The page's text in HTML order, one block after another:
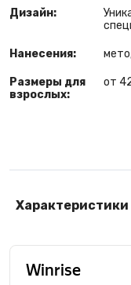
Дизайн:
Нанесения:
Размеры для
взрослых:
от
Характеристики